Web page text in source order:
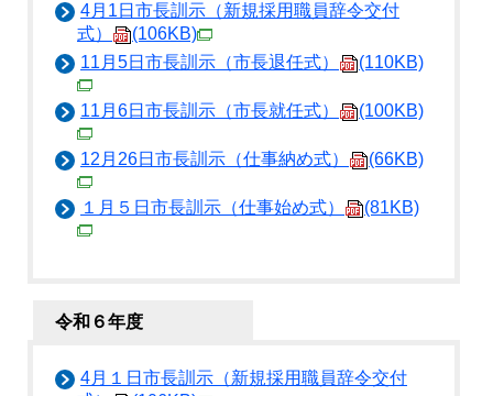
4月1日市長訓示（新規採用職員辞令交付
式）
(106KB)
11月5日市長訓示（市長退任式）
(110KB)
11月6日市長訓示（市長就任式） (100KB)
12月26日市長訓示（仕事納め式） (66KB)
１月５日市長訓示（仕事始め式） (81KB)
令和６年度
4月１日市長訓示（新規採用職員辞令交付